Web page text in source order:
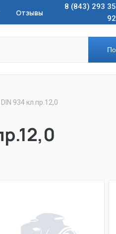
Отзывы
8 (843) 293 35
92
934 кл.пр.12,0